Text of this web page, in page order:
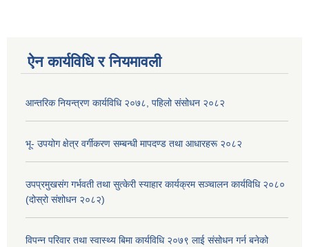
ऐन कार्यविधि र नियमावली
आन्तरिक नियन्त्रण कार्यविधि २०७८, पहिलो संसोधन २०८२
भू- उपयोग क्षेत्र वर्गीकरण सम्बन्धी मापदण्ड तथा आधारहरू २०८२
उपप्रमुखसंग गर्भवती तथा सुत्केरी स्याहार कार्यक्रम सञ्चालन कार्यविधि २०८०
(दोस्रो संशोधन २०८२)
विपन्न परिवार तथा स्वास्थ्य बिमा कार्यविधि २०७९ लाई संसोधन गर्न बनेको